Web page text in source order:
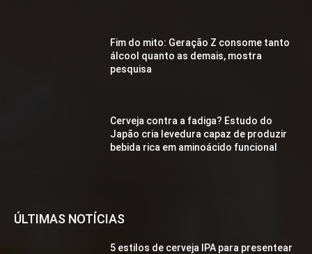
Fim do mito: Geração Z consome tanto
álcool quanto as demais, mostra
pesquisa
Cerveja contra a fadiga? Estudo do
Japão cria levedura capaz de produzir
bebida rica em aminoácido funcional
ÚLTIMAS NOTÍCIAS
5 estilos de cerveja IPA para presentear